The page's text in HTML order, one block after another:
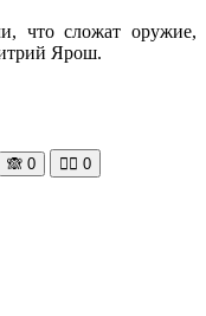
что сложат оружие,
Ярош.
🙈 0 🧘‍♀️ 0